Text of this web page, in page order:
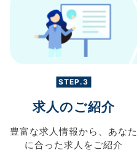
STEP.3
求人のご紹介
豊富な求人情報から、 あなた
に合った求人を ご紹介